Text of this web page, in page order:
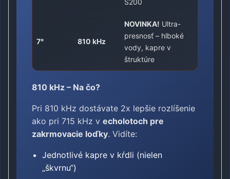
S200
7° 810 kHz
NOVINKA! Ultra-
presnosť – hlboké
vody, kapre v
štruktúre
810 kHz – Na čo?
Pri 810 kHz dostávate 2x lepšie rozlíšenie
ako pri 715 kHz v echolotoch pre
zakrmovacie loďky. Vidíte:
Jednotlivé kapre v kŕdli (nielen
„škvrnu“)